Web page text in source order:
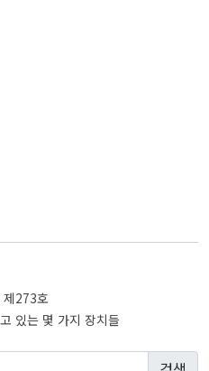
273호
있는 몇 가지 장치들